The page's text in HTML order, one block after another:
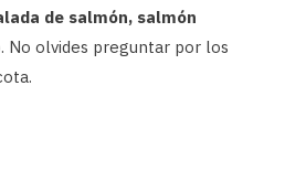
de salmón, salmón
No olvides preguntar por los